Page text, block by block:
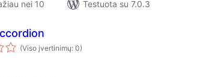
nei 10
Testuota su 7.0.3
(Viso įvertinimų: 0)